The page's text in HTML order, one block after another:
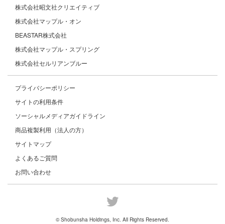
株式会社昭文社クリエイティブ
株式会社マップル・オン
BEASTAR株式会社
株式会社マップル・スプリング
株式会社セルリアンブルー
プライバシーポリシー
サイトの利用条件
ソーシャルメディアガイドライン
商品複製利用（法人の方）
サイトマップ
よくあるご質問
お問い合わせ
© Shobunsha Holdings, Inc. All Rights Reserved.